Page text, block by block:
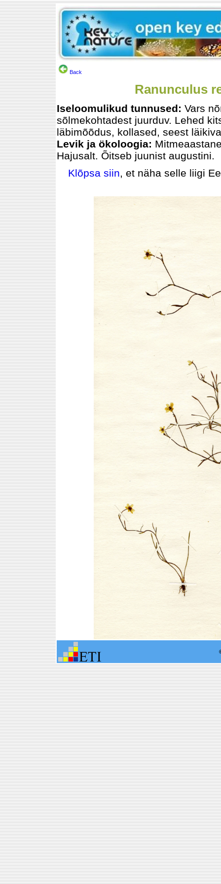
Back
Ranunculus
Iseloomulikud tunnused: Vars
sõlmekohtadest juurduv. Lehed
läbimõõdus, kollased, seest
Levik ja ökoloogia:
Hajusalt. Õitseb juunist augustini.
Klõpsa siin, et näha selle liigi